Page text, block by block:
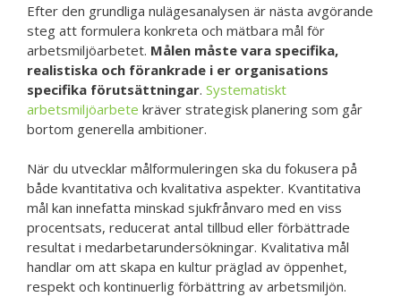
Efter den grundliga nulägesanalysen är nästa avgörande
steg att formulera konkreta och mätbara mål för
arbetsmiljöarbetet. Målen måste vara specifika,
realistiska och förankrade i er organisations
specifika förutsättningar. Systematiskt
arbetsmiljöarbete kräver strategisk planering som går
bortom generella ambitioner.
När du utvecklar målformuleringen ska du fokusera på
både kvantitativa och kvalitativa aspekter. Kvantitativa
mål kan innefatta minskad sjukfrånvaro med en viss
procentsats, reducerat antal tillbud eller förbättrade
resultat i medarbetarundersökningar. Kvalitativa mål
handlar om att skapa en kultur präglad av öppenhet,
respekt och kontinuerlig förbättring av arbetsmiljön.